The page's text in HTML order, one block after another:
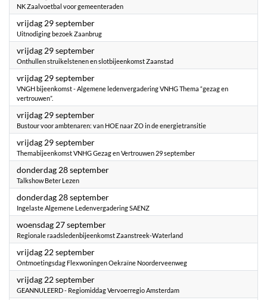
NK Zaalvoetbal voor gemeenteraden
vrijdag 29 september2023
Uitnodiging bezoek Zaanbrug
vrijdag 29 september2023
Onthullen struikelstenen en slotbijeenkomst Zaanstad
vrijdag 29 september2023
VNGH bijeenkomst - Algemene ledenvergadering VNHG Thema “gezag en
vertrouwen”.
vrijdag 29 september2023
Bustour voor ambtenaren: van HOE naar ZO in de energietransitie
vrijdag 29 september2023
Themabijeenkomst VNHG Gezag en Vertrouwen 29 september
donderdag 28 september2023
Talkshow Beter Lezen
donderdag 28 september2023
Ingelaste Algemene Ledenvergadering SAENZ
woensdag 27 september2023
Regionale raadsledenbijeenkomst Zaanstreek-Waterland
vrijdag 22 september2023
Ontmoetingsdag Flexwoningen Oekraïne Noorderveenweg
vrijdag 22 september2023
GEANNULEERD - Regiomiddag Vervoerregio Amsterdam